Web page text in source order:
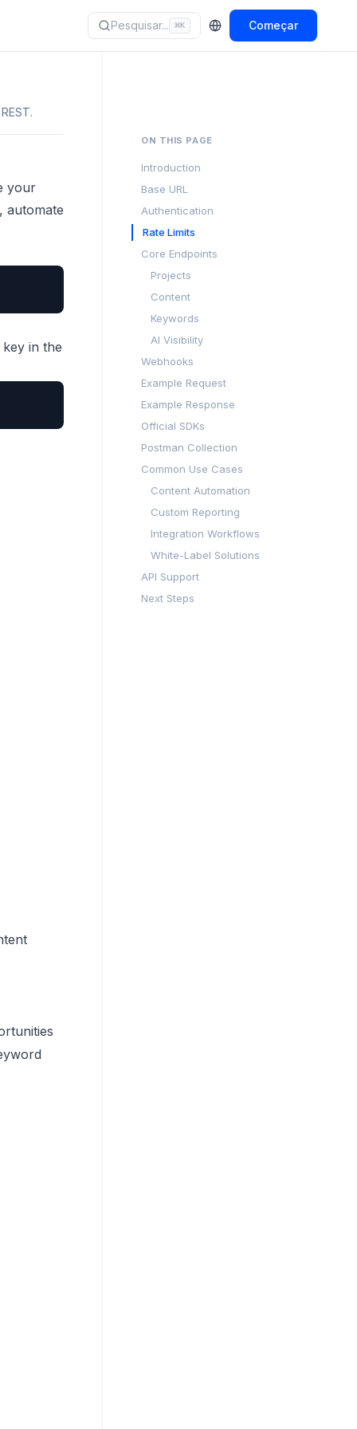
Pesquisar... ⌘K Começar
your
automate
in the
ON THIS PAGE
Introduction
Base URL
Authentication
Rate Limits
Core Endpoints
Projects
Content
Keywords
AI Visibility
Webhooks
Example Request
Example Response
Official SDKs
Postman Collection
Common Use Cases
Content Automation
Custom Reporting
Integration Workflows
White-Label Solutions
API Support
Next Steps